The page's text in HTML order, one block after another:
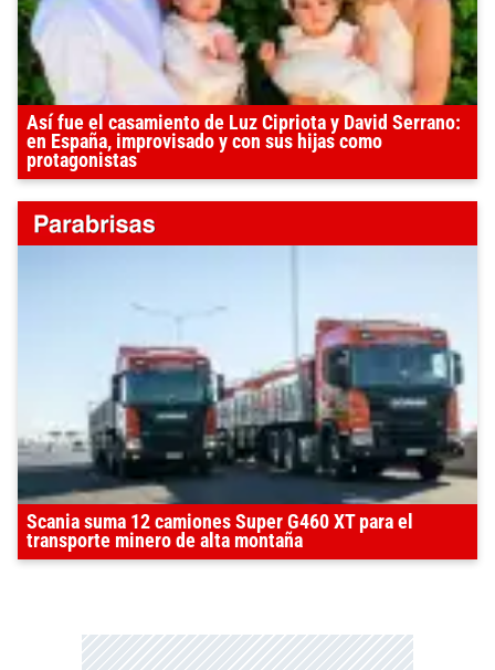
Así fue el casamiento de Luz Cipriota y David Serrano:
en España, improvisado y con sus hijas como
protagonistas
Scania suma 12 camiones Super G460 XT para el
transporte minero de alta montaña